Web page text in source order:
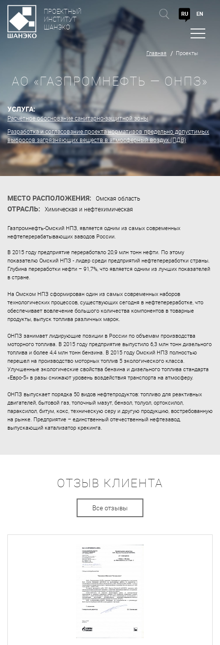
ПРОЕКТНЫЙ
ИНСТИТУТ
ШАНЭКО
RU EN
АО «ГАЗПРОМНЕФТЬ — ОНПЗ»
УСЛУГА:
Расчётное обоснование санитарно-защитной зоны
Разработка и согласование проекта нормативов предельно допустимых
выбросов загрязняющих веществ в атмосферный воздух (ПДВ)
Главная Проекты
МЕСТО РАСПОЛОЖЕНИЯ: Омская область
ОТРАСЛЬ: Химическая и нефтехимическая
Газпромнефть-Омский НПЗ, является одним из самых современных
нефтеперерабатывающих заводов России.
В 2015 году предприятие переработало 20,9 млн тонн нефти. По этому
показателю Омский НПЗ - лидер среди предприятий нефтепереработки страны.
Глубина переработки нефти – 91,7%, что является одним из лучших показателей
в стране.
На Омском НПЗ сформирован один из самых современных наборов
технологических процессов, существующих сегодня в нефтепереработке, что
обеспечивает вовлечение большого количества компонентов в товарные
продукты, выпуск топлива различных марок.
ОНПЗ занимает лидирующие позиции в России по объемам производства
моторного топлива. В 2015 году предприятие выпустило 6,3 млн тонн дизельного
топлива и более 4,4 млн тонн бензина. В 2015 году Омский НПЗ полностью
перешел на производство моторных топлив 5 экологического класса.
Улучшенные экологические свойства бензина и дизельного топлива стандарта
«Евро-5» в разы снижают уровень воздействия транспорта на атмосферу.
ОНПЗ выпускает порядка 50 видов нефтепродуктов: топливо для реактивных
двигателей, бытовой газ, топочный мазут, бензол, толуол, ортоксилол,
параксилол, битум, кокс, техническую серу и другую продукцию, востребованную
на рынке. Предприятие – единственный отечественный нефтезавод,
выпускающий катализатор крекинга.
ОТЗЫВ КЛИЕНТА
Все отзывы